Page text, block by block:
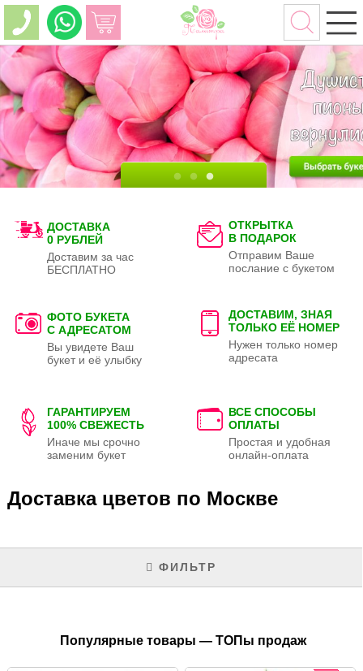
ДОСТАВКА
0 РУБЛЕЙ
Доставим за час
БЕСПЛАТНО
ОТКРЫТКА
В ПОДАРОК
Отправим Ваше
послание с букетом
ФОТО БУКЕТА
С АДРЕСАТОМ
Вы увидете Ваш
букет и её улыбку
ДОСТАВИМ, ЗНАЯ
ТОЛЬКО ЕЁ НОМЕР
Нужен только номер
адресата
ГАРАНТИРУЕМ
100% СВЕЖЕСТЬ
Иначе мы срочно
заменим букет
ВСЕ СПОСОБЫ
ОПЛАТЫ
Простая и удобная
онлайн-оплата
Доставка цветов по Москве
ФИЛЬТР
Популярные товары — ТОПы продаж